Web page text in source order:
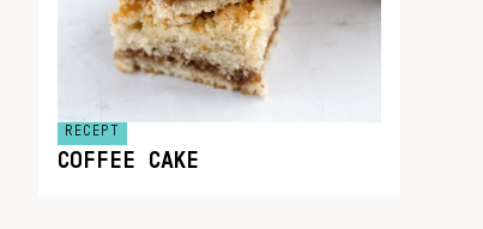
RECEPT
COFFEE CAKE